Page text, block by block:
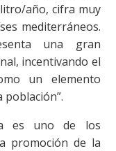
año, cifra muy
mediterráneos.
una gran
incentivando el
un elemento
población”.
es uno de los
promoción de la